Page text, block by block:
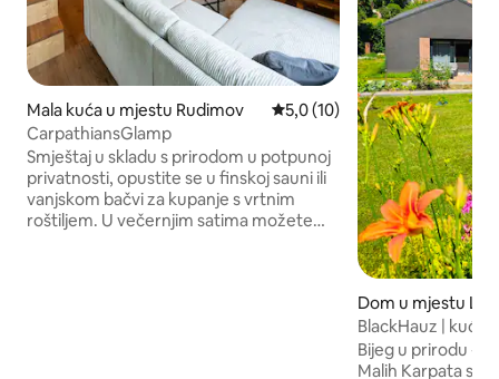
Mala kuća u mjestu Rudimov Prosječna ocjena: 5,0 od 5,
5,0 (10)
CarpathiansGlamp
Smještaj u skladu s prirodom u potpunoj
privatnosti, opustite se u finskoj sauni ili
vanjskom bačvi za kupanje s vrtnim
roštiljem. U večernjim satima možete
Dom u mjestu
BlackHauz | kuća
Karpati
Bijeg u prirodu -
Malih Karpata s